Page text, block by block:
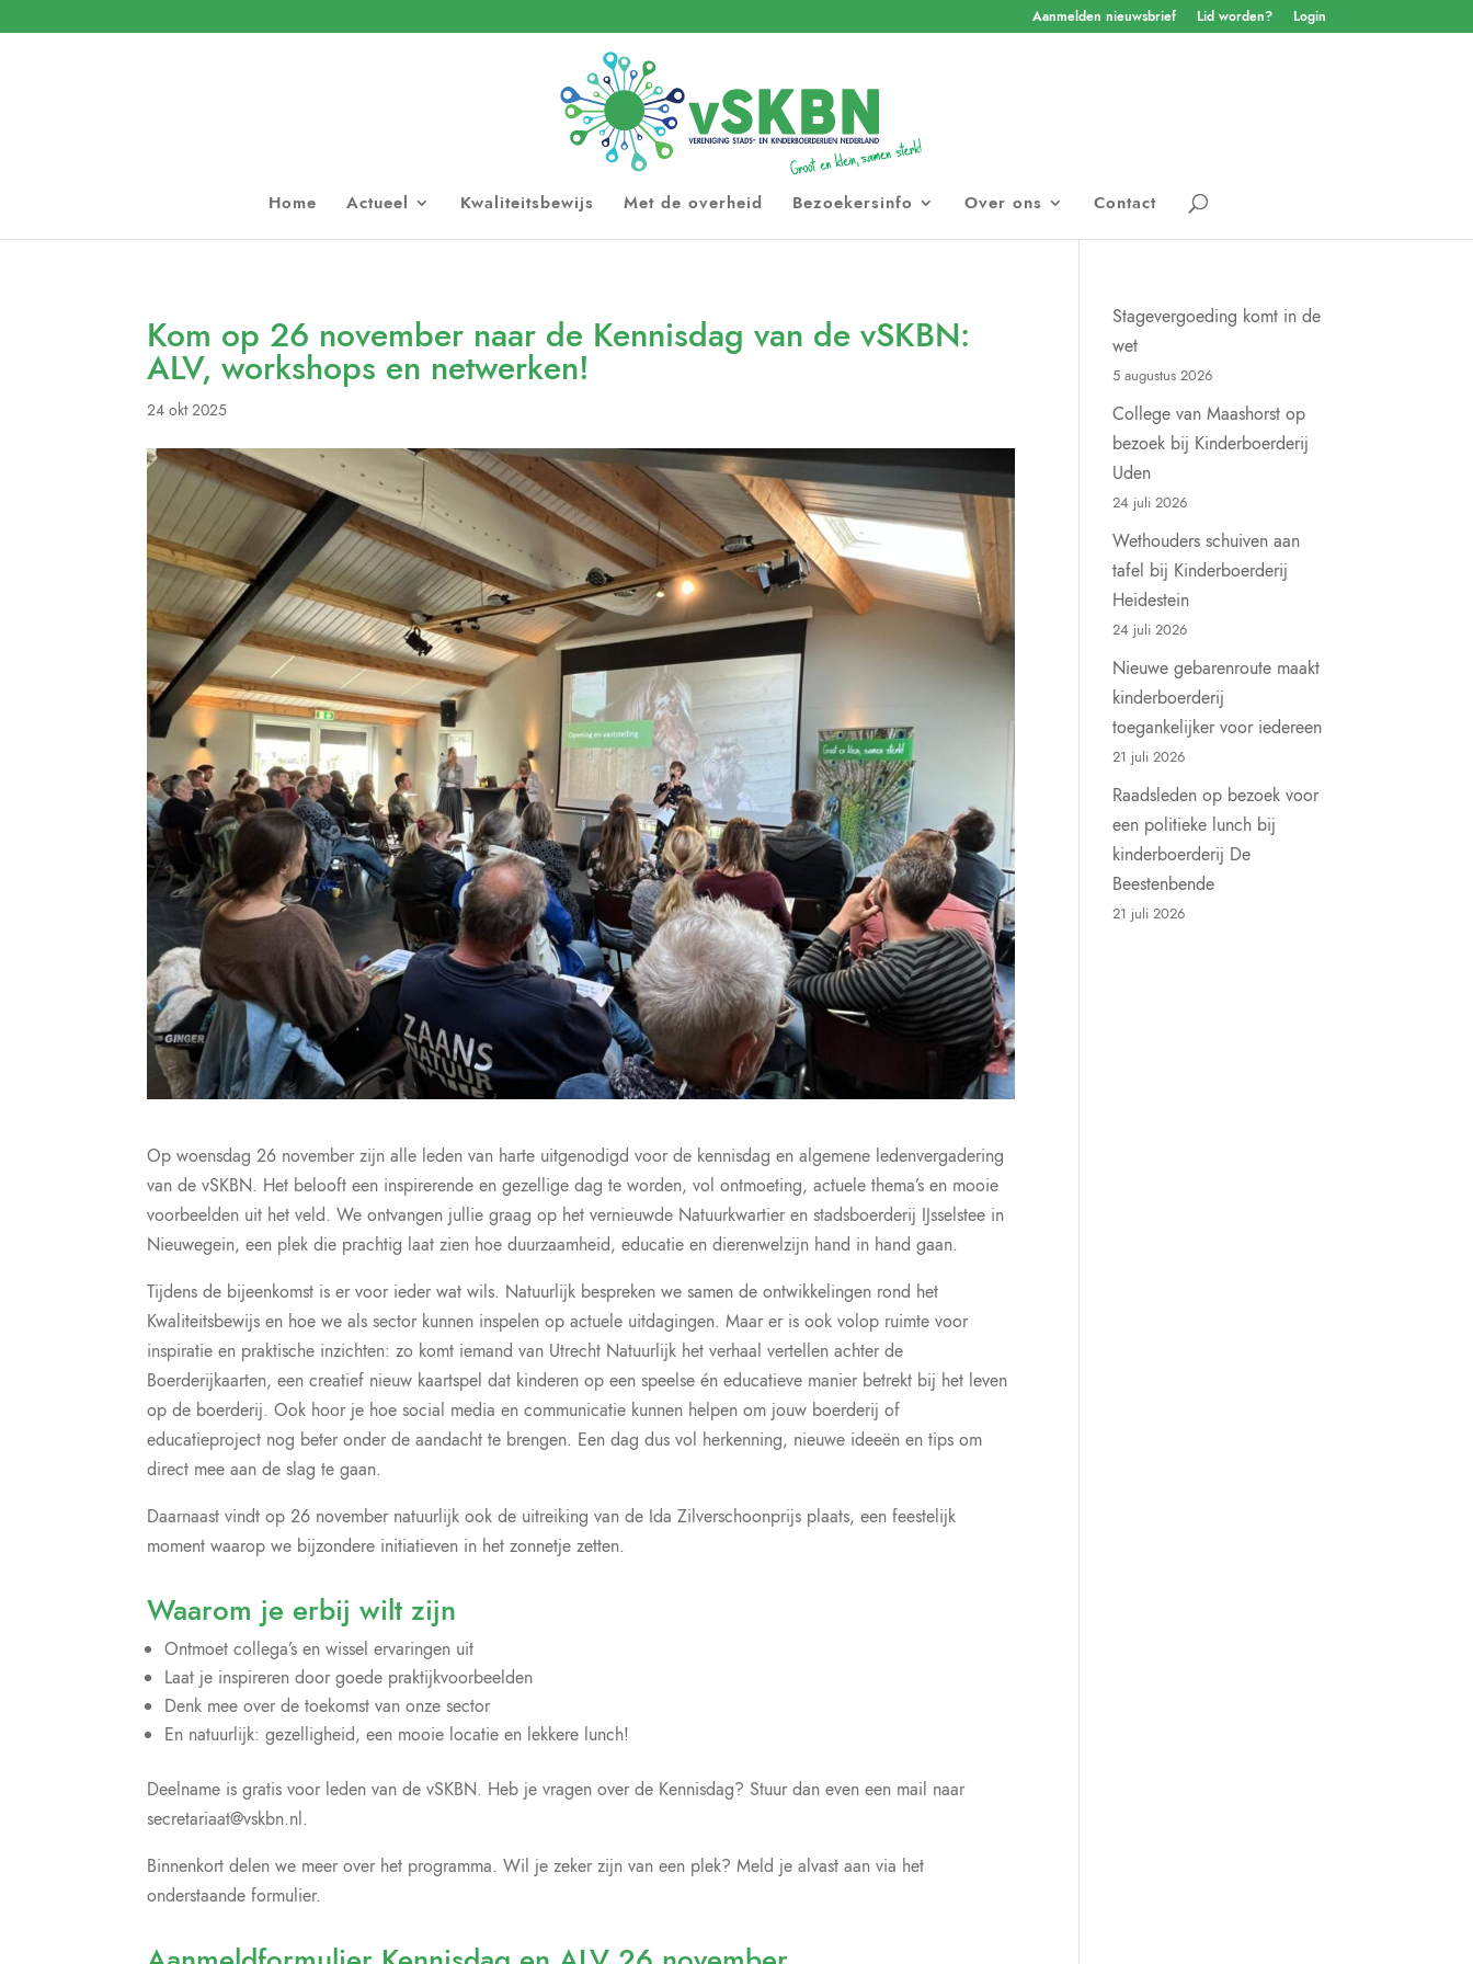
Aanmelden nieuwsbrief Lid worden? Login
Home Actueel Kwaliteitsbewijs Met de overheid Bezoekersinfo Over ons Contact
Kom op 26 november naar de Kennisdag van de vSKBN:
ALV, workshops en netwerken!
24 okt 2025
Op woensdag 26 november zijn alle leden van harte uitgenodigd voor de kennisdag en algemene ledenvergadering
van de vSKBN. Het belooft een inspirerende en gezellige dag te worden, vol ontmoeting, actuele thema’s en mooie
voorbeelden uit het veld. We ontvangen jullie graag op het vernieuwde Natuurkwartier en stadsboerderij IJsselstee in
Nieuwegein, een plek die prachtig laat zien hoe duurzaamheid, educatie en dierenwelzijn hand in hand gaan.
Tijdens de bijeenkomst is er voor ieder wat wils. Natuurlijk bespreken we samen de ontwikkelingen rond het
Kwaliteitsbewijs en hoe we als sector kunnen inspelen op actuele uitdagingen. Maar er is ook volop ruimte voor
inspiratie en praktische inzichten: zo komt iemand van Utrecht Natuurlijk het verhaal vertellen achter de
Boerderijkaarten, een creatief nieuw kaartspel dat kinderen op een speelse én educatieve manier betrekt bij het leven
op de boerderij. Ook hoor je hoe social media en communicatie kunnen helpen om jouw boerderij of
educatieproject nog beter onder de aandacht te brengen. Een dag dus vol herkenning, nieuwe ideeën en tips om
direct mee aan de slag te gaan.
Daarnaast vindt op 26 november natuurlijk ook de uitreiking van de Ida Zilverschoonprijs plaats, een feestelijk
moment waarop we bijzondere initiatieven in het zonnetje zetten.
Waarom je erbij wilt zijn
Ontmoet collega’s en wissel ervaringen uit
Laat je inspireren door goede praktijkvoorbeelden
Denk mee over de toekomst van onze sector
En natuurlijk: gezelligheid, een mooie locatie en lekkere lunch!
Deelname is gratis voor leden van de vSKBN. Heb je vragen over de Kennisdag? Stuur dan even een mail naar
secretariaat@vskbn.nl.
Binnenkort delen we meer over het programma. Wil je zeker zijn van een plek? Meld je alvast aan via het
onderstaande formulier.
Stagevergoeding komt in de
wet
5 augustus 2026
College van Maashorst op
bezoek bij Kinderboerderij
Uden
24 juli 2026
Wethouders schuiven aan
tafel bij Kinderboerderij
Heidestein
24 juli 2026
Nieuwe gebarenroute maakt
kinderboerderij
toegankelijker voor iedereen
21 juli 2026
Raadsleden op bezoek voor
een politieke lunch bij
kinderboerderij De
Beestenbende
21 juli 2026